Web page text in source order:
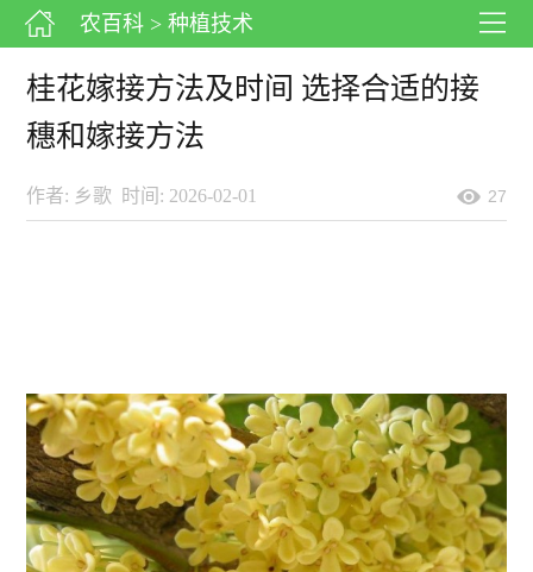
农百科 > 种植技术
桂花嫁接方法及时间 选择合适的接
穗和嫁接方法
作者: 乡歌 时间: 2026-02-01 27